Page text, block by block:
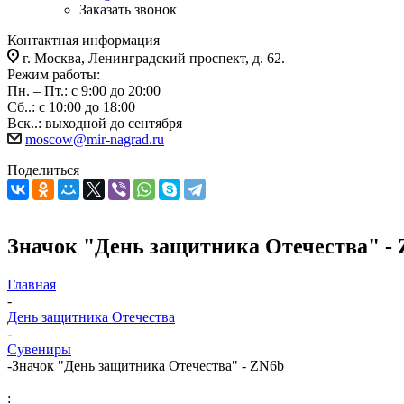
Заказать звонок
Контактная информация
г. Москва, Ленинградский проспект, д. 62.
Режим работы:
Пн. – Пт.: с 9:00 до 20:00
Сб..: с 10:00 до 18:00
Вск..: выходной до сентября
moscow@mir-nagrad.ru
Поделиться
Значок "День защитника Отечества" -
Главная
-
День защитника Отечества
-
Сувениры
-Значок "День защитника Отечества" - ZN6b
: